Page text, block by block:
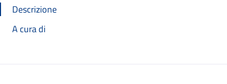
Descrizione
A cura di